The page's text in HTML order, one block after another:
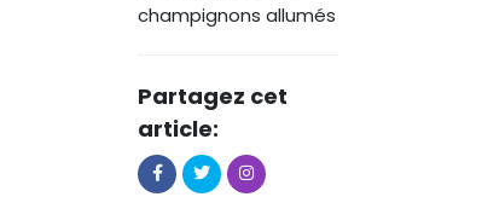
champignons allumés
Partagez cet
article: